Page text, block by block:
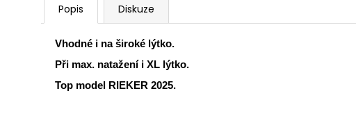
Popis Diskuze
Vhodné i na široké lýtko.
Při max. natažení i XL lýtko.
Top model RIEKER 2025.